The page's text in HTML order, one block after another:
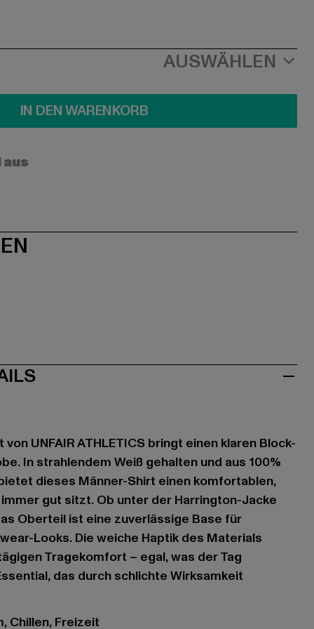
AUSWÄHLEN
IN DEN WARENKORB
UNFAIR ATHLETICS bringt einen klaren Block-
In strahlendem Weiß gehalten und aus 100%
dieses Männer-Shirt einen komfortablen,
gut sitzt. Ob unter der Harrington-Jacke
Oberteil ist eine zuverlässige Base für
Looks. Die weiche Haptik des Materials
Tragekomfort – egal, was der Tag
das durch schlichte Wirksamkeit
Chillen, Freizeit